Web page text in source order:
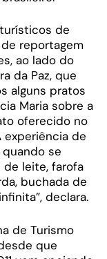
de
reportagem
ao lado do
da Paz, que
alguns pratos
Maria sobre a
oferecido no
experiência de
se
de leite, farofa
buchada de
declara.
de Turismo
que